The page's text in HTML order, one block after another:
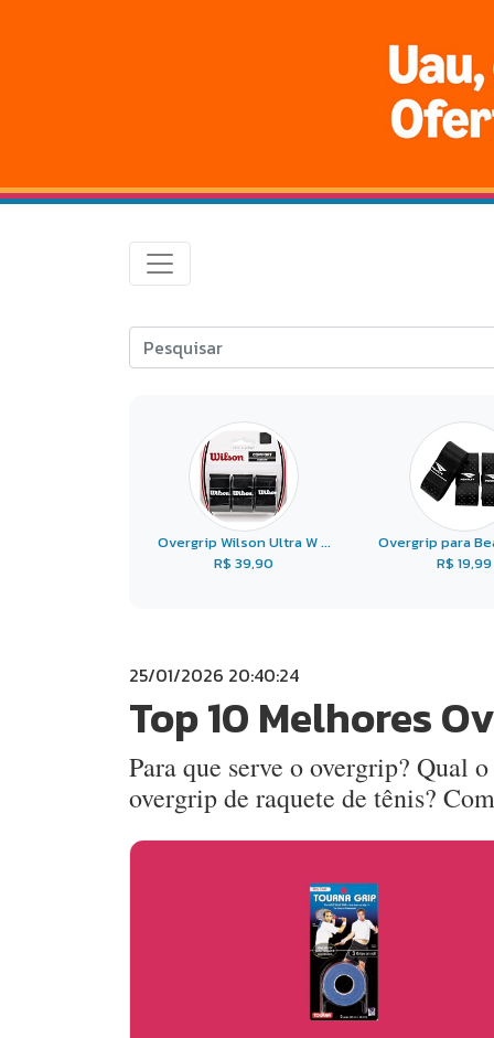
Overgrip Wilson Ultra W ...
R$ 39,90
Overgrip para
R$ 19,99
25/01/2026 20:40:24
Top 10 Melhores
Para que serve o overgrip? Qual
overgrip de raquete de tênis?